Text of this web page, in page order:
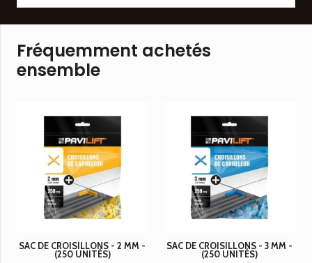
Fréquemment achetés
ensemble
SAC DE CROISILLONS - 2 MM -
(250 UNITÉS)
SAC DE CROISILLONS - 3 MM -
(250 UNITÉS)